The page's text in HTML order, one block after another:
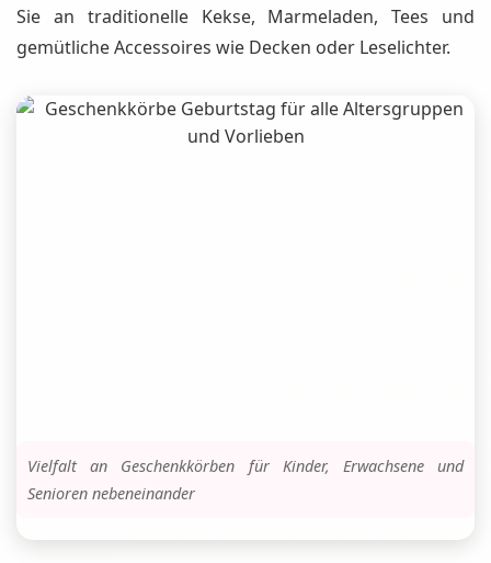
Sie an traditionelle Kekse, Marmeladen, Tees und
gemütliche Accessoires wie Decken oder Leselichter.
Vielfalt an Geschenkkörben für Kinder, Erwachsene und
Senioren nebeneinander